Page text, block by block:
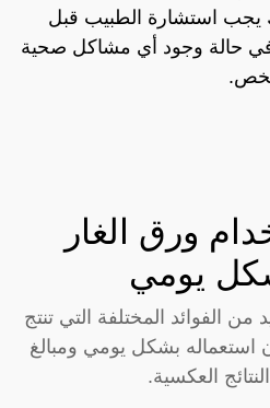
يجب استشارة الطبيب قبل
في حالة وجود أي مشاكل صحية
ورق الغار
يومي
الفوائد المختلفة التي تنتج
استعماله بشكل يومي ومبالغ
العكسية.